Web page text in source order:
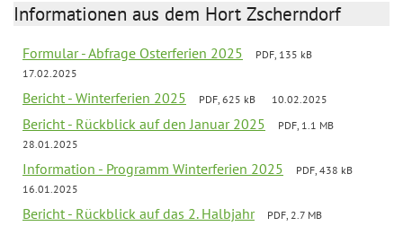
Informationen aus dem Hort Zscherndorf
Formular - Abfrage Osterferien 2025
PDF, 135 kB
17.02.2025
Bericht - Winterferien 2025 PDF, 625 kB 10.02.2025
Bericht - Rückblick auf den Januar 2025
PDF, 1.1 MB
28.01.2025
Information - Programm Winterferien 2025
PDF, 438 kB
16.01.2025
Bericht - Rückblick auf das 2. Halbjahr
PDF, 2.7 MB